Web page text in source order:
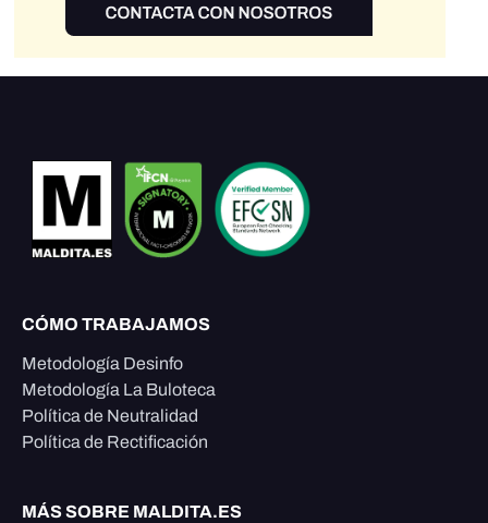
CÓMO TRABAJAMOS
Metodología Desinfo
Metodología La Buloteca
Política de Neutralidad
Política de Rectificación
MÁS SOBRE MALDITA.ES